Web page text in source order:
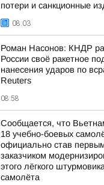
потери и санкционные
08:03
Роман Насонов: КНДР
России своё ракетное
нанесения ударов по
Reuters
08:58
Сообщается, что
18 учебно-боевых
официально став
заказчиком
этого лёгкого
самолёта